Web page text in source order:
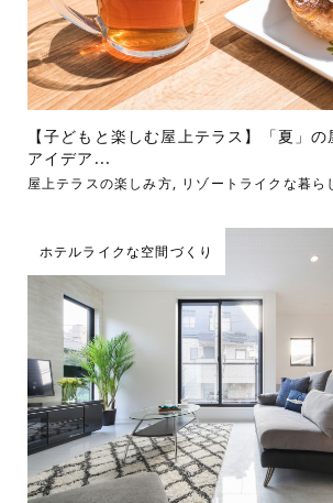
【子どもと楽しむ屋上テラス】「夏」
アイデア...
屋上テラスの楽しみ方, リゾートライクな暮ら
ホテルライクな空間づくり